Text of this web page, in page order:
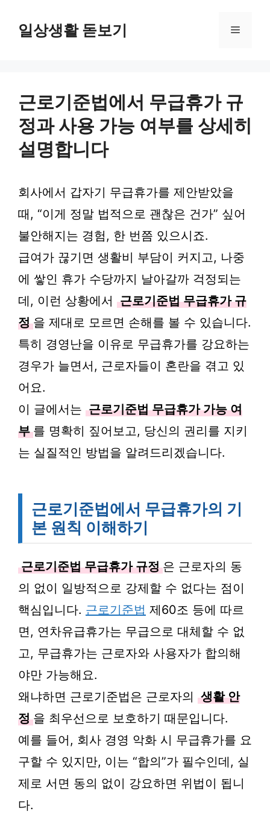
일상생활 돋보기 메
근로기준법에서 무급휴가 규
정과 사용 가능 여부를 상세히
설명합니다
회사에서 갑자기 무급휴가를 제안받았을
때, “이게 정말 법적으로 괜찮은 건가” 싶어
불안해지는 경험, 한 번쯤 있으시죠.
급여가 끊기면 생활비 부담이 커지고, 나중
에 쌓인 휴가 수당까지 날아갈까 걱정되는
데, 이런 상황에서 근로기준법 무급휴가 규
정 을 제대로 모르면 손해를 볼 수 있습니다.
특히 경영난을 이유로 무급휴가를 강요하는
경우가 늘면서, 근로자들이 혼란을 겪고 있
어요.
이 글에서는 근로기준법 무급휴가 가능 여
부 를 명확히 짚어보고, 당신의 권리를 지키
는 실질적인 방법을 알려드리겠습니다.
근로기준법에서 무급휴가의 기
본 원칙 이해하기
근로기준법 무급휴가 규정 은 근로자의 동
의 없이 일방적으로 강제할 수 없다는 점이
핵심입니다. 근로기준법 제60조 등에 따르
면, 연차유급휴가는 무급으로 대체할 수 없
고, 무급휴가는 근로자와 사용자가 합의해
야만 가능해요.
왜냐하면 근로기준법은 근로자의 생활 안
정 을 최우선으로 보호하기 때문입니다.
예를 들어, 회사 경영 악화 시 무급휴가를 요
구할 수 있지만, 이는 “합의”가 필수인데, 실
제로 서면 동의 없이 강요하면 위법이 됩니
다.